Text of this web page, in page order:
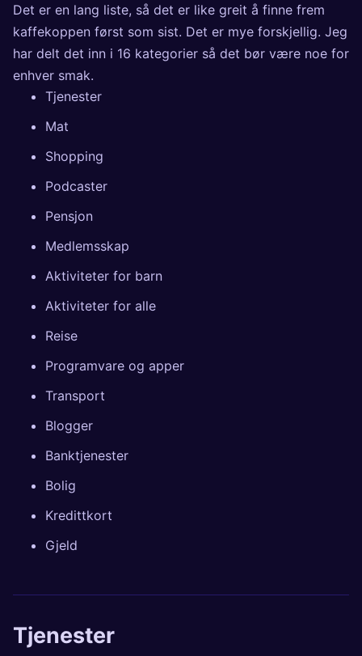
Det er en lang liste, så det er like greit å finne frem
kaffekoppen først som sist. Det er mye forskjellig. Jeg
har delt det inn i 16 kategorier så det bør være noe for
enhver smak.
Tjenester
Mat
Shopping
Podcaster
Pensjon
Medlemsskap
Aktiviteter for barn
Aktiviteter for alle
Reise
Programvare og apper
Transport
Blogger
Banktjenester
Bolig
Kredittkort
Gjeld
Tjenester